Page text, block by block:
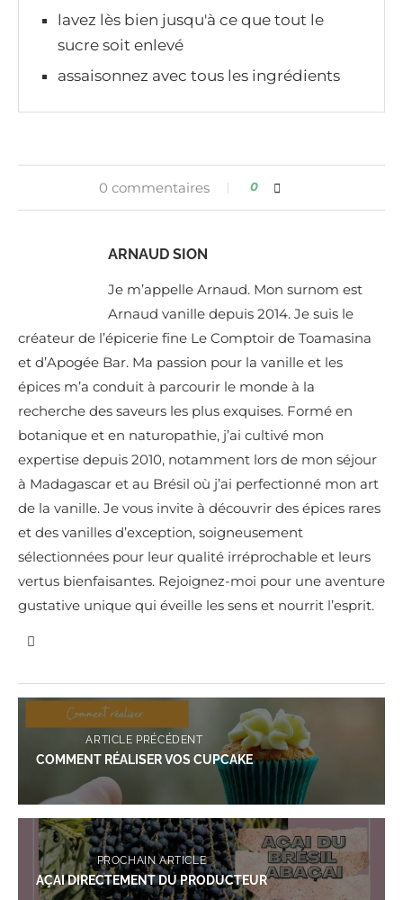
lavez lès bien jusqu'à ce que tout le
sucre soit enlevé
assaisonnez avec tous les ingrédients
0 commentaires 0
ARNAUD SION
Je m’appelle Arnaud. Mon surnom est
Arnaud vanille depuis 2014. Je suis le
créateur de l’épicerie fine Le Comptoir de Toamasina
et d’Apogée Bar. Ma passion pour la vanille et les
épices m’a conduit à parcourir le monde à la
recherche des saveurs les plus exquises. Formé en
botanique et en naturopathie, j’ai cultivé mon
expertise depuis 2010, notamment lors de mon séjour
à Madagascar et au Brésil où j’ai perfectionné mon art
de la vanille. Je vous invite à découvrir des épices rares
et des vanilles d’exception, soigneusement
sélectionnées pour leur qualité irréprochable et leurs
vertus bienfaisantes. Rejoignez-moi pour une aventure
gustative unique qui éveille les sens et nourrit l’esprit.
ARTICLE PRÉCÉDENT
COMMENT RÉALISER VOS CUPCAKE
PROCHAIN ARTICLE
AÇAI DIRECTEMENT DU PRODUCTEUR